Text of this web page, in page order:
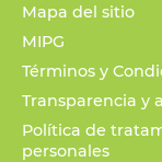
Mapa del sitio
MIPG
Términos y
Transparencia y
Política de
personales